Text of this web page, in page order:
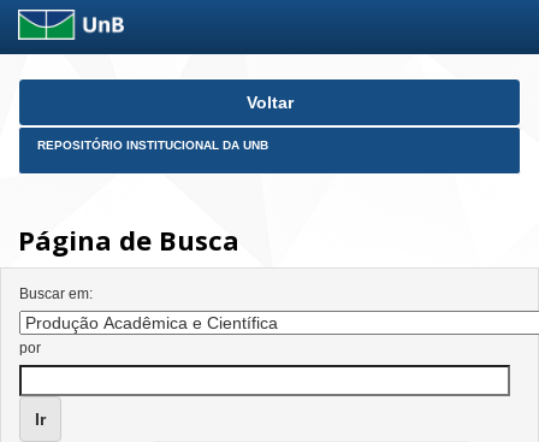
Skip
Voltar
REPOSITÓRIO INSTITUCIONAL DA UNB
Página de Busca
Buscar em:
por